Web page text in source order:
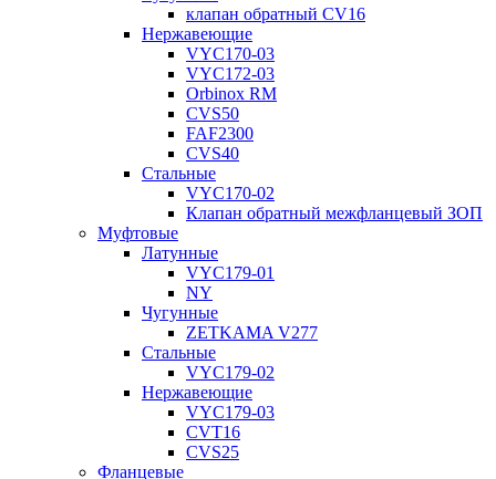
клапан обратный CV16
Нержавеющие
VYC170-03
VYC172-03
Orbinox RM
CVS50
FAF2300
CVS40
Стальные
VYC170-02
Клапан обратный межфланцевый ЗОП
Муфтовые
Латунные
VYC179-01
NY
Чугунные
ZETKAMA V277
Стальные
VYC179-02
Нержавеющие
VYC179-03
CVT16
CVS25
Фланцевые